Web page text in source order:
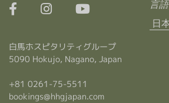
白馬ホスピタリティグループ
5090 Hokujo, Nagano, Japan
+81 0261-75-5511
bookings@hhgjapan.com
言語